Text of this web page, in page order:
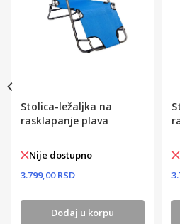
Stolica-ležaljka na
rasklapanje plava
Nije dostupno
3.799,00 RSD
Dodaj u korpu